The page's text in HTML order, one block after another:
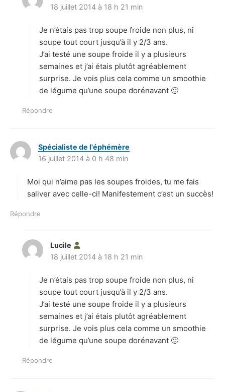
i
:
18 juillet 2014 à 18 h 21 min
Je n’étais pas trop soupe froide non plus, ni
soupe tout court jusqu’à il y 2/3 ans.
J’ai testé une soupe froide il y a plusieurs
semaines et j’ai étais plutôt agréablement
surprise. Je vois plus cela comme un smoothie
de légume qu’une soupe dorénavant 🙂
Répondre
Spécialiste de l'éphémère
:
16 juillet 2014 à 0 h 48 min
Moi qui n’aime pas les soupes froides, tu me fais
saliver avec celle-ci! Manifestement c’est un succès!
Répondre
Lucile
i
:
18 juillet 2014 à 18 h 21 min
Je n’étais pas trop soupe froide non plus, ni
soupe tout court jusqu’à il y 2/3 ans.
J’ai testé une soupe froide il y a plusieurs
semaines et j’ai étais plutôt agréablement
surprise. Je vois plus cela comme un smoothie
de légume qu’une soupe dorénavant 🙂
Répondre